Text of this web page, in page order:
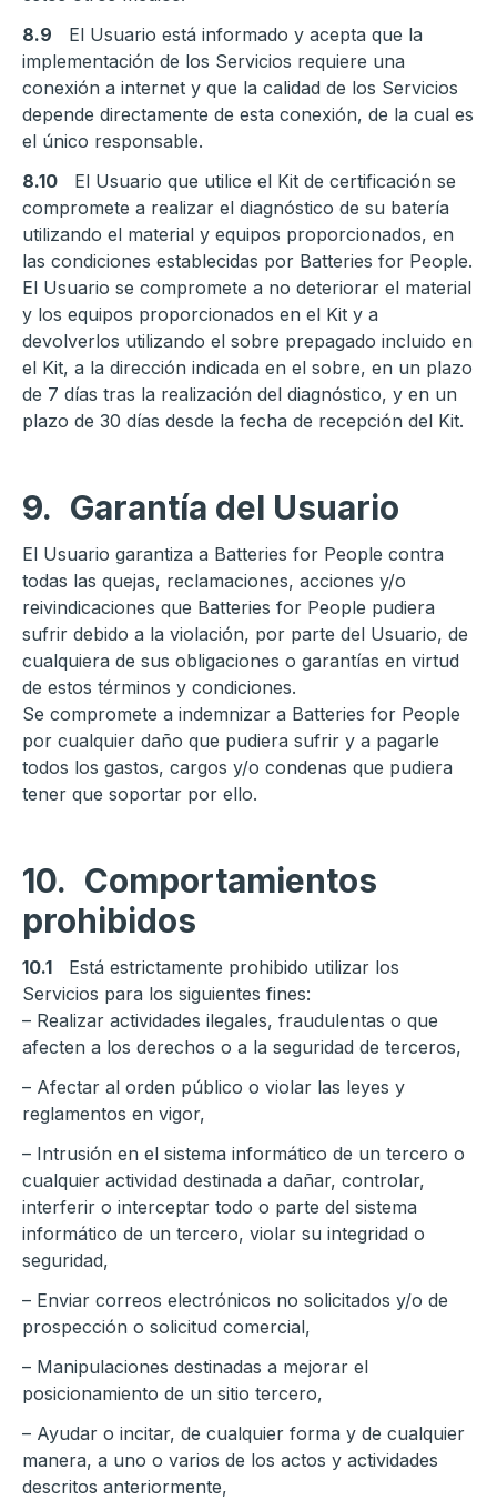
8.9 El Usuario está informado y acepta que la
implementación de los Servicios requiere una
conexión a internet y que la calidad de los Servicios
depende directamente de esta conexión, de la cual es
el único responsable.
8.10 El Usuario que utilice el Kit de certificación se
compromete a realizar el diagnóstico de su batería
utilizando el material y equipos proporcionados, en
las condiciones establecidas por Batteries for People.
El Usuario se compromete a no deteriorar el material
y los equipos proporcionados en el Kit y a
devolverlos utilizando el sobre prepagado incluido en
el Kit, a la dirección indicada en el sobre, en un plazo
de 7 días tras la realización del diagnóstico, y en un
plazo de 30 días desde la fecha de recepción del Kit.
9. Garantía del Usuario
El Usuario garantiza a Batteries for People contra
todas las quejas, reclamaciones, acciones y/o
reivindicaciones que Batteries for People pudiera
sufrir debido a la violación, por parte del Usuario, de
cualquiera de sus obligaciones o garantías en virtud
de estos términos y condiciones.
Se compromete a indemnizar a Batteries for People
por cualquier daño que pudiera sufrir y a pagarle
todos los gastos, cargos y/o condenas que pudiera
tener que soportar por ello.
10. Comportamientos
prohibidos
10.1 Está estrictamente prohibido utilizar los
Servicios para los siguientes fines:
– Realizar actividades ilegales, fraudulentas o que
afecten a los derechos o a la seguridad de terceros,
– Afectar al orden público o violar las leyes y
reglamentos en vigor,
– Intrusión en el sistema informático de un tercero o
cualquier actividad destinada a dañar, controlar,
interferir o interceptar todo o parte del sistema
informático de un tercero, violar su integridad o
seguridad,
– Enviar correos electrónicos no solicitados y/o de
prospección o solicitud comercial,
– Manipulaciones destinadas a mejorar el
posicionamiento de un sitio tercero,
– Ayudar o incitar, de cualquier forma y de cualquier
manera, a uno o varios de los actos y actividades
descritos anteriormente,